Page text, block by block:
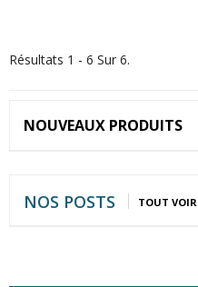
Résultats 1 - 6 Sur 6.
NOUVEAUX PRODUITS
NOS POSTS TOUT VOIR